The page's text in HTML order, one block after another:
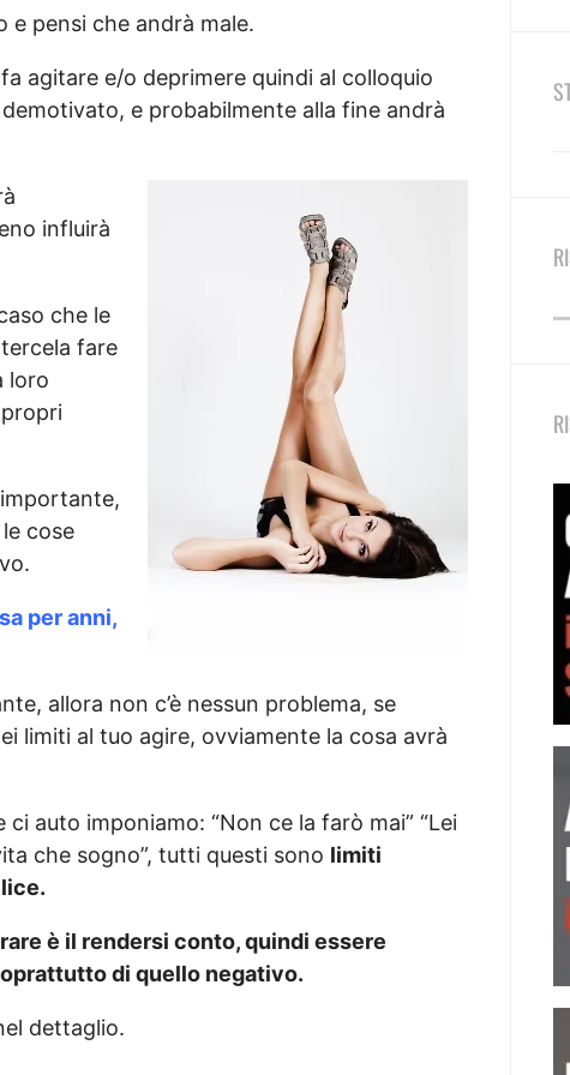
e pensi che andrà male.
agitare e/o deprimere quindi al colloquio
e probabilmente alla fine andrà
influirà
che le
fare
loro
cose
per anni,
allora non c’è nessun problema, se
limiti al tuo agire, ovviamente la cosa avrà
auto imponiamo: “Non ce la farò mai” “Lei
che sogno”, tutti questi sono limiti
è il rendersi conto, quindi essere
di quello negativo.
dettaglio.